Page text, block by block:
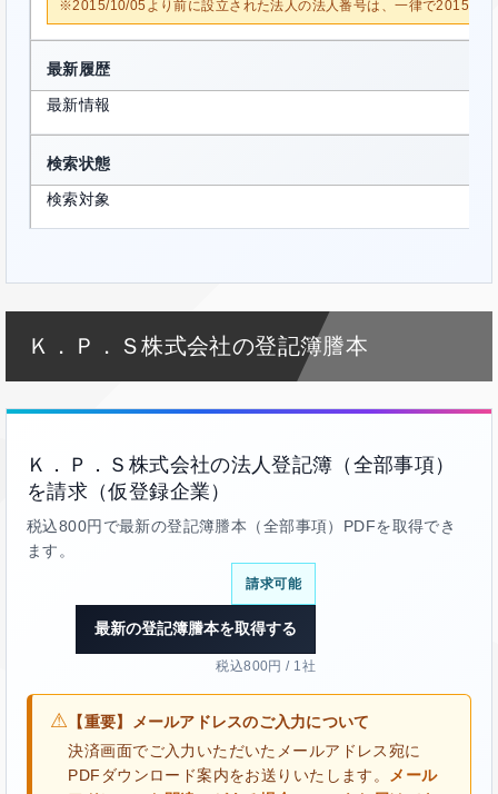
※2015/10/05より前に設立された法人の法人番号は、一律で2015/10/
最新履歴
最新情報
検索状態
検索対象
Ｋ．Ｐ．Ｓ株式会社の登記簿謄本
Ｋ．Ｐ．Ｓ株式会社の法人登記簿（全部事項）
を請求（仮登録企業）
税込800円で最新の登記簿謄本（全部事項）PDFを取得でき
ます。
請求可能
最新の登記簿謄本を取得する
税込800円 / 1社
⚠ 【重要】メールアドレスのご入力について
決済画面でご入力いただいたメールアドレス宛に
PDFダウンロード案内をお送りいたします。
メール